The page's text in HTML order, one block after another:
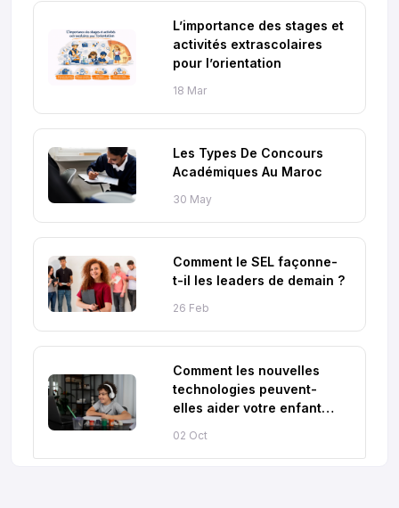
L’importance des stages et
activités extrascolaires
pour l’orientation
18 Mar
Les Types De Concours
Académiques Au Maroc
30 May
Comment le SEL façonne-
t-il les leaders de demain ?
26 Feb
Comment les nouvelles
technologies peuvent-
elles aider votre enfant
02 Oct